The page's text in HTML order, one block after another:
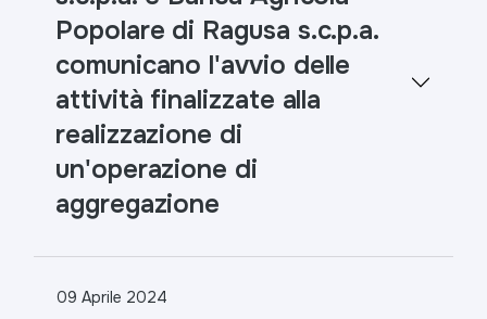
Popolare di Ragusa s.c.p.a.
comunicano l'avvio delle
attività finalizzate alla
realizzazione di
un'operazione di
aggregazione
09 Aprile 2024